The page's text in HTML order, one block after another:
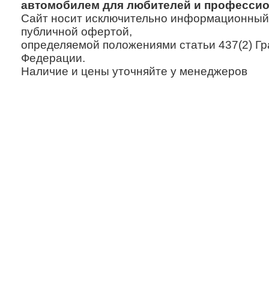
автомобилем для любителей и
Сайт носит исключительно информационный
публичной офертой,
определяемой положениями статьи 437(2)
Федерации.
Наличие и цены уточняйте у менеджеров